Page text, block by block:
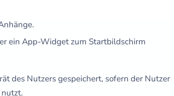
ein App-Widget zum Startbildschirm
des Nutzers gespeichert, sofern der Nutzer